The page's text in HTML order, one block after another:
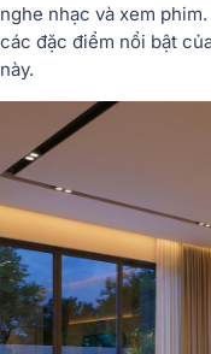
nghe nhạc và xem
các đặc điểm nổi bật
này.